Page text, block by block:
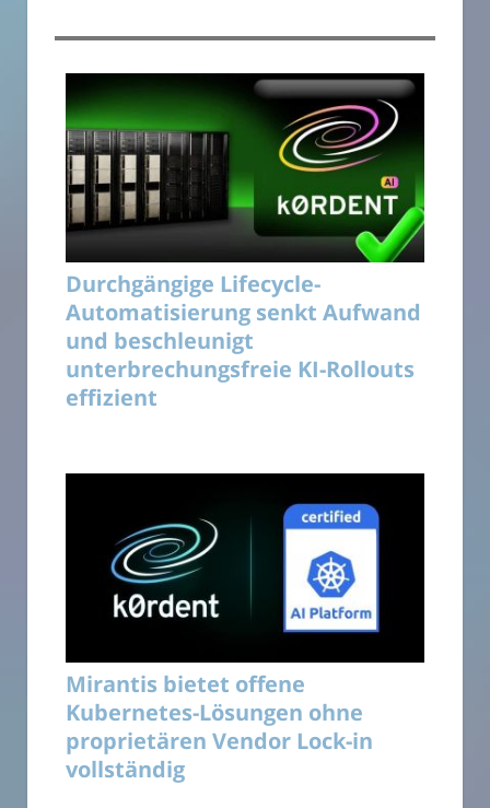
Durchgängige Lifecycle-
Automatisierung senkt Aufwand
und beschleunigt
unterbrechungsfreie KI-Rollouts
effizient
Mirantis bietet offene
Kubernetes-Lösungen ohne
proprietären Vendor Lock-in
vollständig